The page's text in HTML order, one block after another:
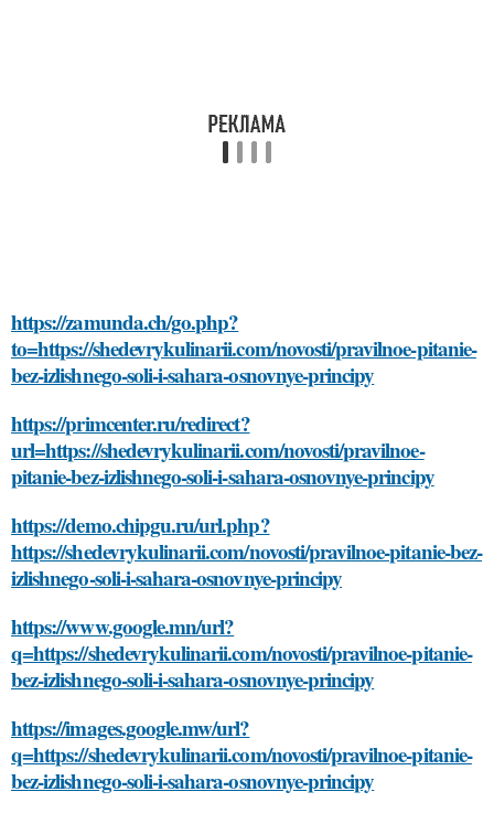
https://zamunda.ch/go.php?
to=https://shedevrykulinarii.com/novosti/pravilnoe-pitanie-
bez-izlishnego-soli-i-sahara-osnovnye-principy
https://primcenter.ru/redirect?
url=https://shedevrykulinarii.com/novosti/pravilnoe-
pitanie-bez-izlishnego-soli-i-sahara-osnovnye-principy
https://demo.chipgu.ru/url.php?
https://shedevrykulinarii.com/novosti/pravilnoe-pitanie-bez-
izlishnego-soli-i-sahara-osnovnye-principy
https://www.google.mn/url?
q=https://shedevrykulinarii.com/novosti/pravilnoe-pitanie-
bez-izlishnego-soli-i-sahara-osnovnye-principy
https://images.google.mw/url?
q=https://shedevrykulinarii.com/novosti/pravilnoe-pitanie-
bez-izlishnego-soli-i-sahara-osnovnye-principy